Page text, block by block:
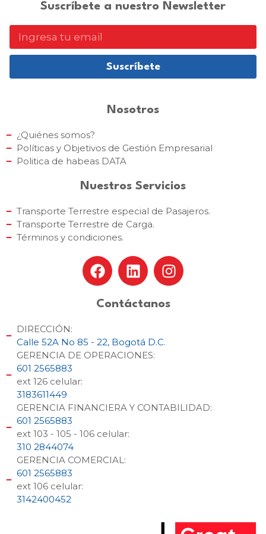
Suscríbete a nuestro Newsletter
Suscríbete
Nosotros
¿Quiénes somos?
Políticas y Objetivos de Gestión Empresarial
Politica de habeas DATA
Nuestros Servicios
Transporte Terrestre especial de Pasajeros.
Transporte Terrestre de Carga.
Términos y condiciones.
Contáctanos
DIRECCIÓN:
Calle 52A No 85 - 22, Bogotá D.C.
GERENCIA DE OPERACIONES:
601 2565883
ext 126 celular:
3183611449
GERENCIA FINANCIERA Y CONTABILIDAD:
601 2565883
ext 103 - 105 - 106 celular:
310 2844074
GERENCIA COMERCIAL:
601 2565883
ext 106 celular:
3142400452